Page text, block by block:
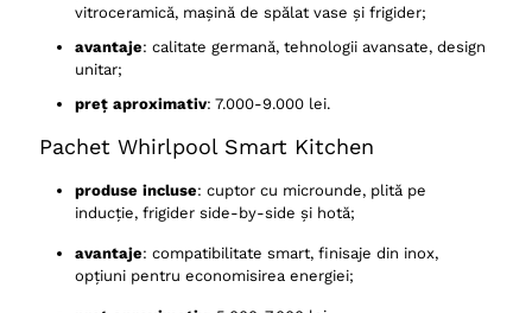
vitroceramică, mașină de spălat vase și frigider;
avantaje: calitate germană, tehnologii avansate, design
unitar;
preț aproximativ: 7.000-9.000 lei.
Pachet Whirlpool Smart Kitchen
produse incluse: cuptor cu microunde, plită pe
inducție, frigider side-by-side și hotă;
avantaje: compatibilitate smart, finisaje din inox,
opțiuni pentru economisirea energiei;